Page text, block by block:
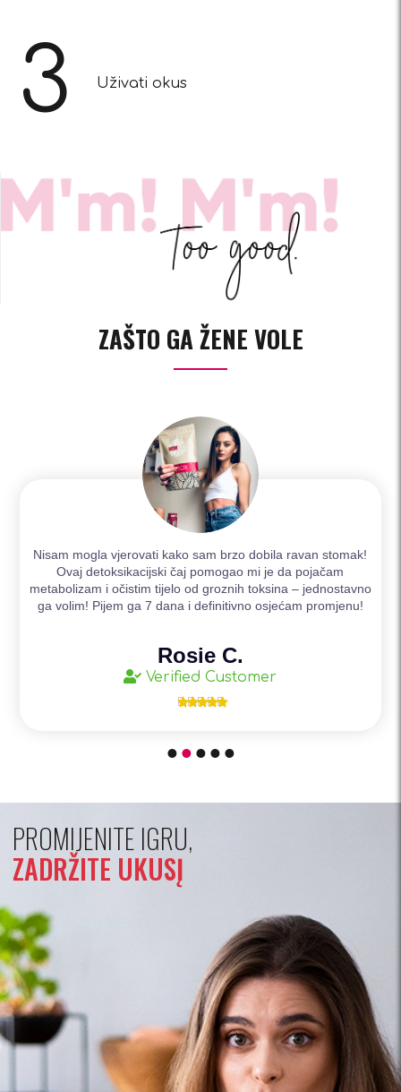
3 Uživati okus
ZAŠTO GA ŽENE VOLE
Nisam mogla vjerovati kako sam brzo dobila ravan stomak!
Ovaj detoksikacijski čaj pomogao mi je da pojačam
metabolizam i očistim tijelo od groznih toksina – jednostavno
ga volim! Pijem ga 7 dana i definitivno osjećam promjenu!
Rosie C.
Verified Customer
    
PROMIJENITE IGRU,
ZADRŽITE UKUSĮ